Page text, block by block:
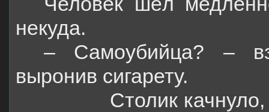
некуда.
– Самоубийца? –
выронив сигарету.
Столик